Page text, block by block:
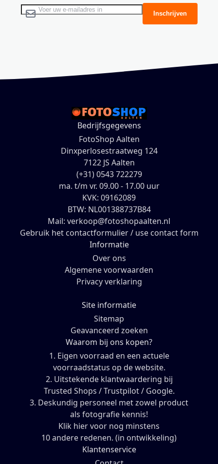
Abonneer u op onze nieuwsbrief Inschrijven
Bedrijfsgegevens
FotoShop Aalten
Dinxperlosestraatweg 124
7122 JS Aalten
(+31) 0543 722279
ma. t/m vr. 09.00 - 17.00 uur
KVK: 09162089
BTW: NL001388737B84
Mail: verkoop@fotoshopaalten.nl
Gebruik het contactformulier / use contact form
Informatie
Over ons
Algemene voorwaarden
Privacy verklaring
Site informatie
Sitemap
Geavanceerd zoeken
Waarom bij ons kopen?
1. Eigen voorraad en een actuele
voorraadstatus op de website.
2. Uitstekende klantwaardering bij
Trusted Shops / Trustpilot / Google.
3. Deskundig personeel met zowel product
als fotografie kennis!
Klik hier voor nog minstens
10 andere redenen. (in ontwikkeling)
Klantenservice